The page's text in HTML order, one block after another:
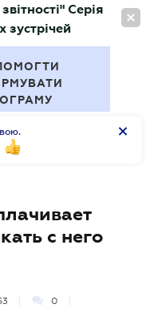
RU
Серія
зустрічей
с него
0